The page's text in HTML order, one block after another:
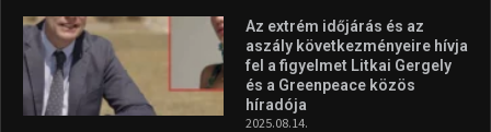
Az extrém időjárás és az
aszály következményeire hívja
fel a figyelmet Litkai Gergely
és a Greenpeace közös
híradója
2025.08.14.